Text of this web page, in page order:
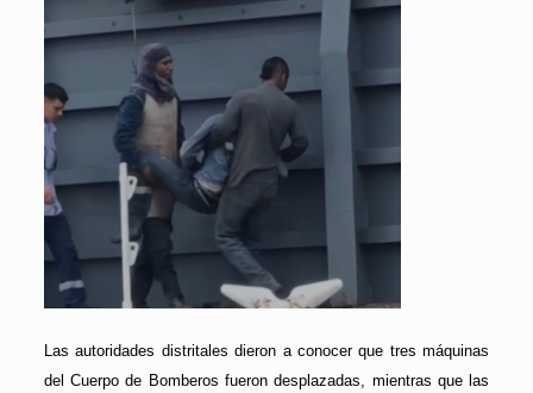
Las autoridades distritales dieron a conocer que tres máquinas
del Cuerpo de Bomberos fueron desplazadas, mientras que las